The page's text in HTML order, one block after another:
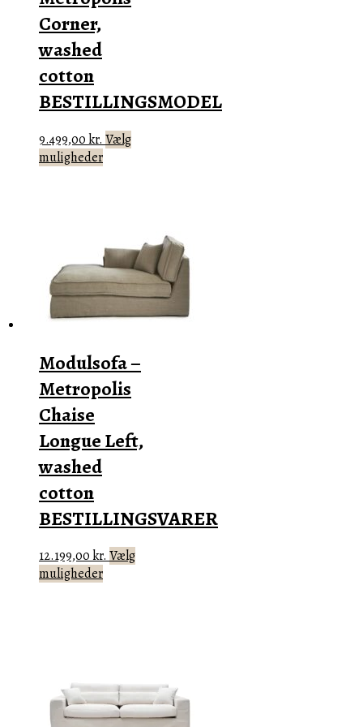
Corner,
washed
cotton
BESTILLINGSMODEL
9.499,00kr. Vælg
mulighederDette
Mulighederne
kan
vælges
på
varesiden
Modulsofa –
Metropolis
Chaise
Longue Left,
washed
cotton
BESTILLINGSVARER
12.199,00kr.Vælg
mulighederDette
kan
vælges
på